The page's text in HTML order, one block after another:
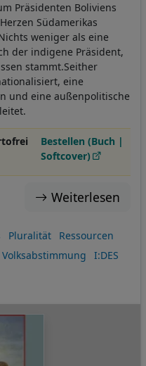
Präsidenten Boliviens
Südamerikas
weniger als eine
der indigene Präsident,
stammt.Seither
eine
und eine außenpolitische
Bestellen (Buch |
Softcover)
Weiterlesen
Pluralität
Ressourcen
Volksabstimmung
I:DES